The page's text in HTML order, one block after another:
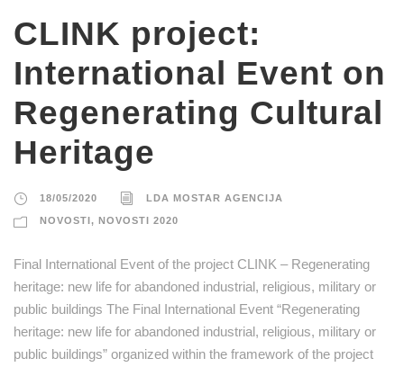
CLINK project:
International Event on
Regenerating Cultural
Heritage
18/05/2020 LDA MOSTAR AGENCIJA
NOVOSTI, NOVOSTI 2020
Final International Event of the project CLINK – Regenerating
heritage: new life for abandoned industrial, religious, military or
public buildings The Final International Event “Regenerating
heritage: new life for abandoned industrial, religious, military or
public buildings” organized within the framework of the project